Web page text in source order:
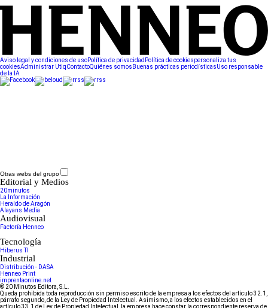
Aviso legal y condiciones de usoPolítica de privacidad Política de cookiespersonaliza tus
cookiesAdministrar UtiqContactoQuiénes somos Buenas prácticas periodísticasUso responsable
de la IA
Otras webs del grupo
Editorial y Medios
20minutos
La Información
Heraldo de Aragón
Alayans Media
Audiovisual
Factoría Henneo
Tecnología
Hiberus TI
Industrial
Distribución - DASA
Henneo Print
imprentaonline.net
© 20 Minutos Editora, S.L.
Queda prohibida toda reproducción sin permiso escrito de la empresa a los efectos del artículo 32.1,
párrafo segundo, de la Ley de Propiedad Intelectual. Asimismo, a los efectos establecidos en el
artículo 33.1 de Ley de Propiedad Intelectual, la empresa hace constar la correspondiente reserva de